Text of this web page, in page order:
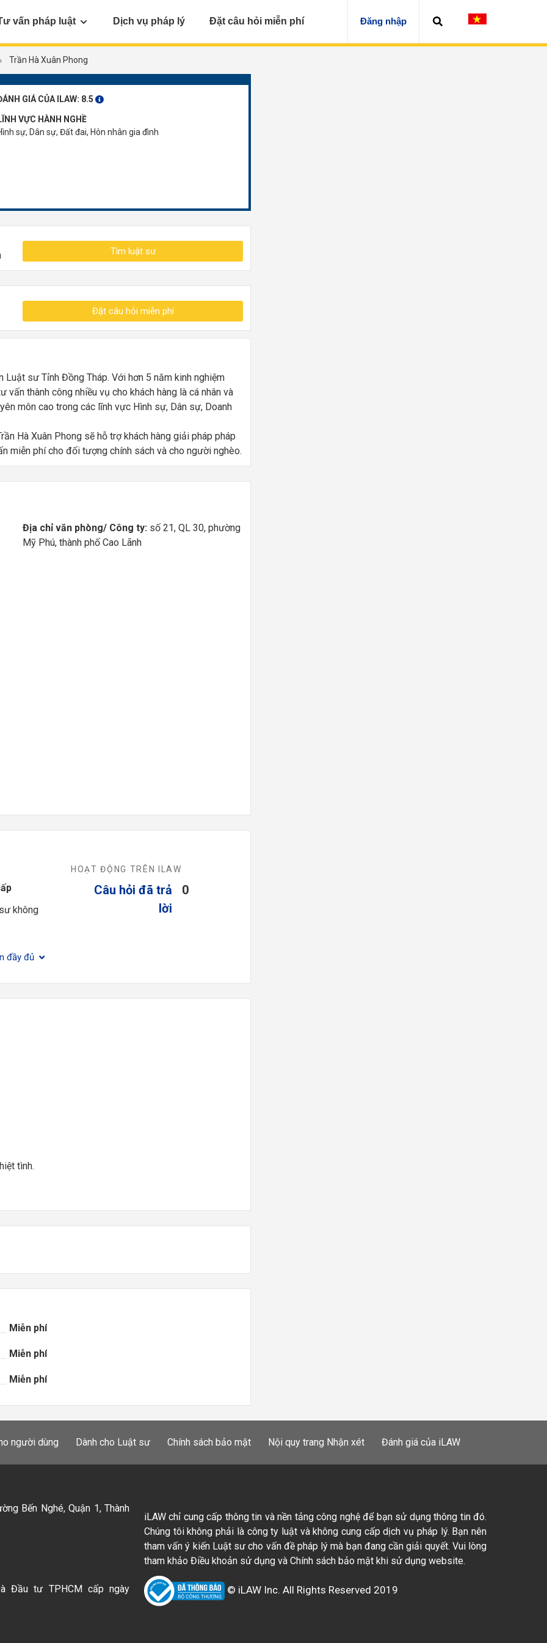
vấn pháp luật Dịch vụ pháp lý Đặt câu hỏi miễn phí Đăng nhập
Trần Hà Xuân Phong
GIÁ CỦA ILAW: 8.5
VỰC HÀNH NGHỀ
sự, Dân sự, Đất đai, Hôn nhân gia đình
Tìm luật sư
Đặt câu hỏi miễn phí
sư Tỉnh Đồng Tháp. Với hơn 5 năm kinh nghiệm
vấn thành công nhiều vụ cho khách hàng là cá nhân và
môn cao trong các lĩnh vực Hình sự, Dân sự, Doanh
Hà Xuân Phong sẽ hỗ trợ khách hàng giải pháp pháp
miễn phí cho đối tượng chính sách và cho người nghèo.
Địa chỉ văn phòng/ Công ty: số 21, QL 30, phường
Mỹ Phú, thành phố Cao Lãnh
không
HOẠT ĐỘNG TRÊN ILAW
Câu hỏi đã trả
lời
0
đầy đủ
tình.
Miễn phí
Miễn phí
Miễn phí
người dùng Dành cho Luật sư Chính sách bảo mật Nội quy trang Nhận xét Đánh giá của iLAW
Bến Nghé, Quận 1, Thành
Đầu tư TPHCM cấp ngày
iLAW chỉ cung cấp thông tin và nền tảng công nghệ để bạn sử dụng thông tin đó.
Chúng tôi không phải là công ty luật và không cung cấp dịch vụ pháp lý. Bạn nên
tham vấn ý kiến Luật sư cho vấn đề pháp lý mà bạn đang cần giải quyết. Vui lòng
tham khảo Điều khoản sử dụng và Chính sách bảo mật khi sử dụng website.
© iLAW Inc. All Rights Reserved 2019